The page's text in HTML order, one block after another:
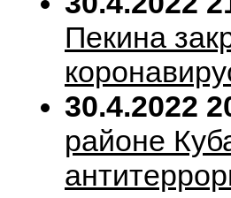
Пекина
30.4.2022
районе